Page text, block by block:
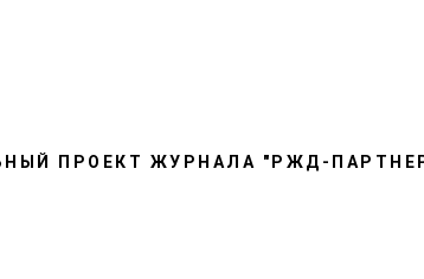
ПРОЕКТ ЖУРНАЛА "РЖД-